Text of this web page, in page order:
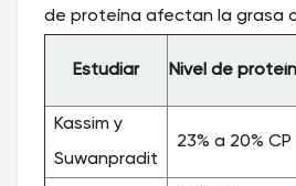
de proteína afectan la grasa
Estudiar Nivel de
Kassim y
Suwanpradit
23% a 20% CP